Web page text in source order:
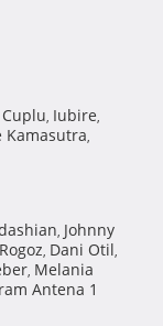
Cuplu, Iubire,
Kamasutra,
, Johnny
, Dani Otil,
, Melania
Antena 1